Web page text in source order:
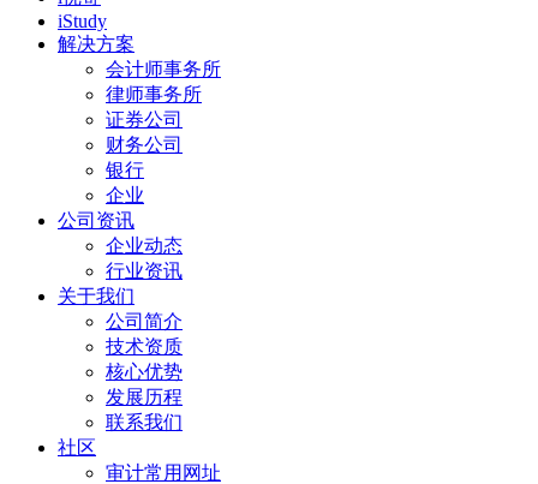
iStudy
解决方案
会计师事务所
律师事务所
证券公司
财务公司
银行
企业
公司资讯
企业动态
行业资讯
关于我们
公司简介
技术资质
核心优势
发展历程
联系我们
社区
审计常用网址